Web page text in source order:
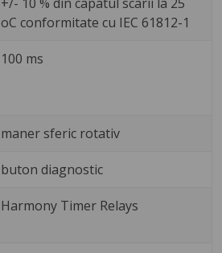
oC conformitate cu IEC 61812-1
100 ms
maner sferic rotativ
buton diagnostic
Harmony Timer Relays